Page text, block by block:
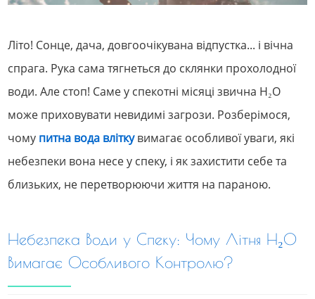
Літо! Сонце, дача, довгоочікувана відпустка... і вічна
спрага. Рука сама тягнеться до склянки прохолодної
води. Але стоп! Саме у спекотні місяці звична H₂O
може приховувати невидимі загрози. Розберімося,
чому питна вода вліткувимагає особливої уваги, які
небезпеки вона несе у спеку, і як захистити себе та
близьких, не перетворюючи життя на параною.
Небезпека Води у Спеку: Чому Літня H₂O
Вимагає Особливого Контролю?